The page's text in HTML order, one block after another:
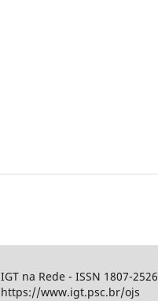
IGT na Rede - ISSN 1807-2526
https://www.igt.psc.br/ojs